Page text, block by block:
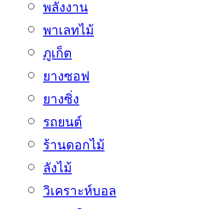
พลังงาน
พาเลทไม้
ภูเก็ต
ยางซอฟ
ยางซิ่ง
รถยนต์
ร้านดอกไม้
ลังไม้
วิเคราะห์บอล